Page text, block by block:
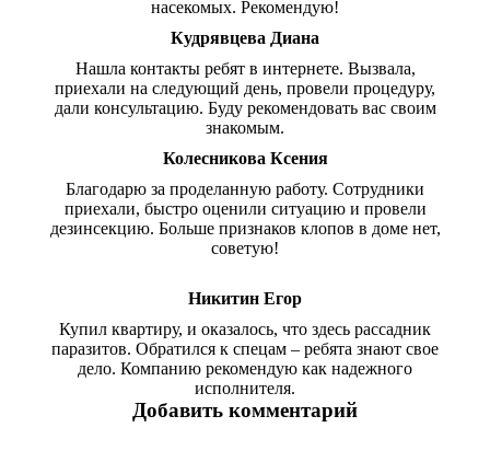
насекомых. Рекомендую!
Кудрявцева Диана
Нашла контакты ребят в интернете. Вызвала,
приехали на следующий день, провели процедуру,
дали консультацию. Буду рекомендовать вас своим
знакомым.
Колесникова Ксения
Благодарю за проделанную работу. Сотрудники
приехали, быстро оценили ситуацию и провели
дезинсекцию. Больше признаков клопов в доме нет,
советую!
Никитин Егор
Купил квартиру, и оказалось, что здесь рассадник
паразитов. Обратился к спецам – ребята знают свое
дело. Компанию рекомендую как надежного
исполнителя.
Добавить комментарий